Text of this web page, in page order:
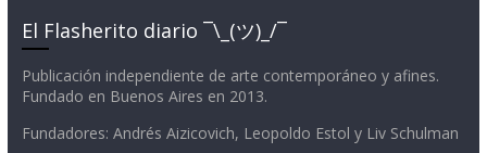
El Flasherito diario ¯\_(ツ)_/¯
Publicación independiente de arte contemporáneo y afines.
Fundado en Buenos Aires en 2013.
Fundadores: Andrés Aizicovich, Leopoldo Estol y Liv Schulman